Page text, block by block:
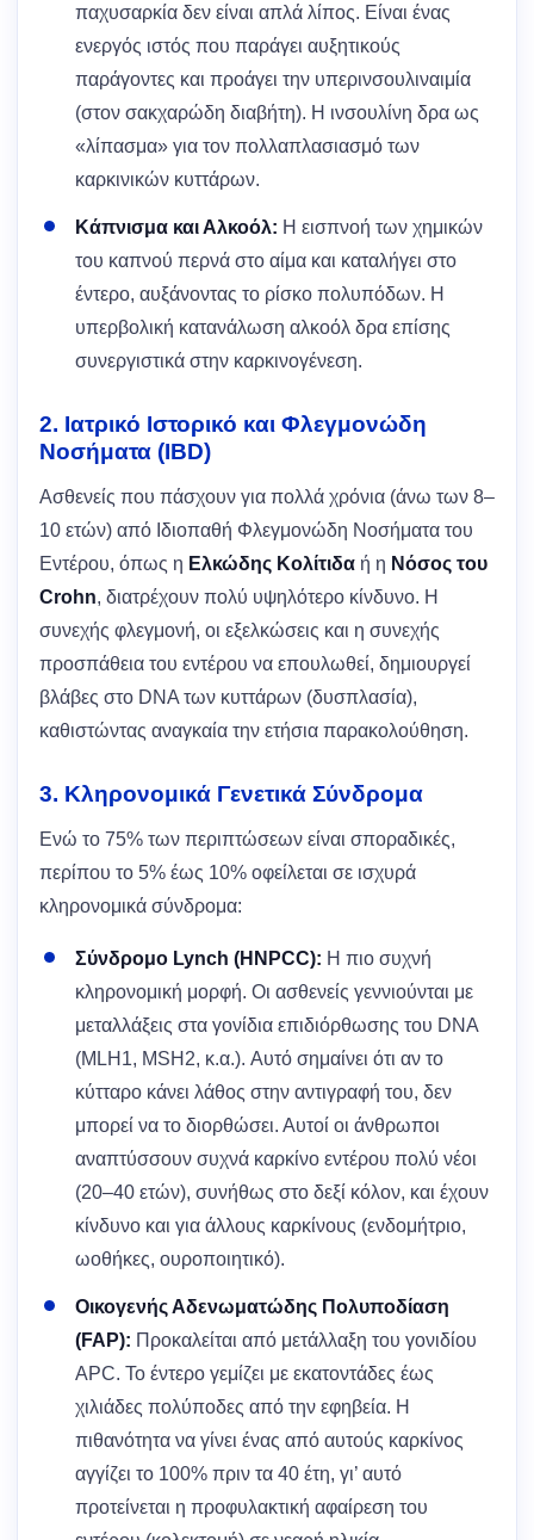
παχυσαρκία δεν είναι απλά λίπος. Είναι ένας
ενεργός ιστός που παράγει αυξητικούς
παράγοντες και προάγει την υπερινσουλιναιμία
(στον σακχαρώδη διαβήτη). Η ινσουλίνη δρα ως
«λίπασμα» για τον πολλαπλασιασμό των
καρκινικών κυττάρων.
Κάπνισμα και Αλκοόλ: Η εισπνοή των χημικών
του καπνού περνά στο αίμα και καταλήγει στο
έντερο, αυξάνοντας το ρίσκο πολυπόδων. Η
υπερβολική κατανάλωση αλκοόλ δρα επίσης
συνεργιστικά στην καρκινογένεση.
2. Ιατρικό Ιστορικό και Φλεγμονώδη
Νοσήματα (IBD)
Ασθενείς που πάσχουν για πολλά χρόνια (άνω των 8–
10 ετών) από Ιδιοπαθή Φλεγμονώδη Νοσήματα του
Εντέρου, όπως η Ελκώδης Κολίτιδα ή η Νόσος του
Crohn, διατρέχουν πολύ υψηλότερο κίνδυνο. Η
συνεχής φλεγμονή, οι εξελκώσεις και η συνεχής
προσπάθεια του εντέρου να επουλωθεί, δημιουργεί
βλάβες στο DNA των κυττάρων (δυσπλασία),
καθιστώντας αναγκαία την ετήσια παρακολούθηση.
3. Κληρονομικά Γενετικά Σύνδρομα
Ενώ το 75% των περιπτώσεων είναι σποραδικές,
περίπου το 5% έως 10% οφείλεται σε ισχυρά
κληρονομικά σύνδρομα:
Σύνδρομο Lynch (HNPCC): Η πιο συχνή
κληρονομική μορφή. Οι ασθενείς γεννιούνται με
μεταλλάξεις στα γονίδια επιδιόρθωσης του DNA
(MLH1, MSH2, κ.α.). Αυτό σημαίνει ότι αν το
κύτταρο κάνει λάθος στην αντιγραφή του, δεν
μπορεί να το διορθώσει. Αυτοί οι άνθρωποι
αναπτύσσουν συχνά καρκίνο εντέρου πολύ νέοι
(20–40 ετών), συνήθως στο δεξί κόλον, και έχουν
κίνδυνο και για άλλους καρκίνους (ενδομήτριο,
ωοθήκες, ουροποιητικό).
Οικογενής Αδενωματώδης Πολυποδίαση
(FAP): Προκαλείται από μετάλλαξη του γονιδίου
APC. Το έντερο γεμίζει με εκατοντάδες έως
χιλιάδες πολύποδες από την εφηβεία. Η
πιθανότητα να γίνει ένας από αυτούς καρκίνος
αγγίζει το 100% πριν τα 40 έτη, γι’ αυτό
προτείνεται η προφυλακτική αφαίρεση του